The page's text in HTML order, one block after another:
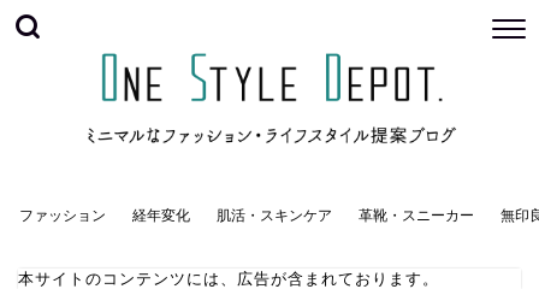
ファッション 経年変化 肌活・スキンケア 革靴・スニーカー 無印
本サイトのコンテンツには、広告が含まれております。